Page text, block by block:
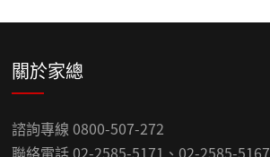
關於家總
諮詢專線 0800-507-272
聯絡電話 02-2585-5171、02-2585-5167